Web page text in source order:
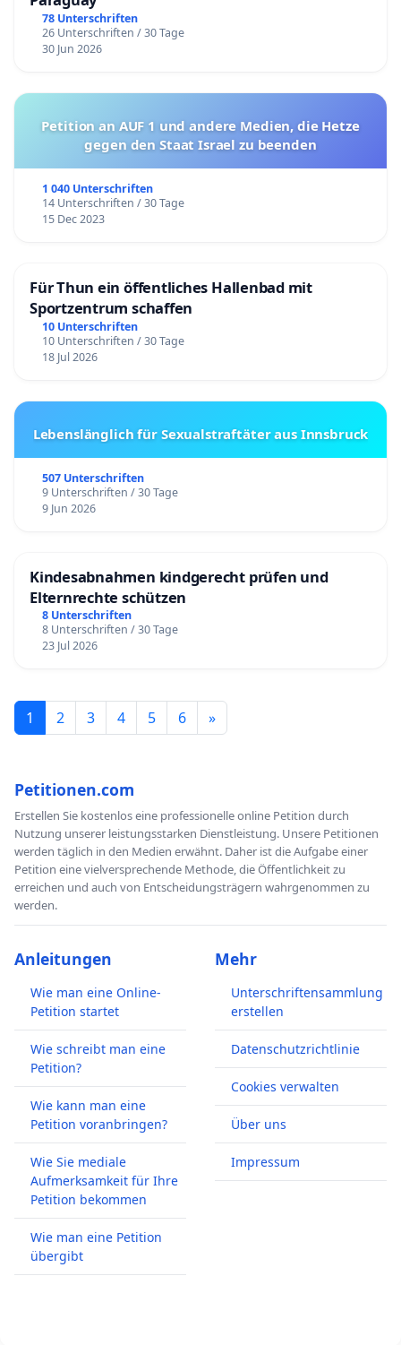
78 Unterschriften
26 Unterschriften / 30 Tage
30 Jun 2026
Petition an AUF 1 und andere Medien, die Hetze
gegen den Staat Israel zu beenden
1 040 Unterschriften
14 Unterschriften / 30 Tage
15 Dec 2023
Für Thun ein öffentliches Hallenbad mit
Sportzentrum schaffen
10 Unterschriften
10 Unterschriften / 30 Tage
18 Jul 2026
Lebenslänglich für Sexualstraftäter aus Innsbruck
507 Unterschriften
9 Unterschriften / 30 Tage
9 Jun 2026
Kindesabnahmen kindgerecht prüfen und
Elternrechte schützen
8 Unterschriften
8 Unterschriften / 30 Tage
23 Jul 2026
1 2 3 4 5 6 »
Petitionen.com
Erstellen Sie kostenlos eine professionelle online Petition durch
Nutzung unserer leistungsstarken Dienstleistung. Unsere Petitionen
werden täglich in den Medien erwähnt. Daher ist die Aufgabe einer
Petition eine vielversprechende Methode, die Öffentlichkeit zu
erreichen und auch von Entscheidungsträgern wahrgenommen zu
werden.
Anleitungen
Wie man eine Online-
Petition startet
Wie schreibt man eine
Petition?
Wie kann man eine
Petition voranbringen?
Wie Sie mediale
Aufmerksamkeit für Ihre
Petition bekommen
Wie man eine Petition
übergibt
Mehr
Unterschriftensammlung
erstellen
Datenschutzrichtlinie
Cookies verwalten
Über uns
Impressum